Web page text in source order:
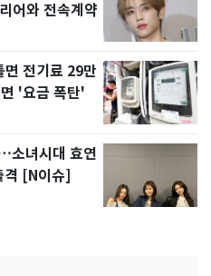
어와 전속계약
면 전기료 29만
'요금 폭탄'
소녀시대 효연
격 [N이슈]